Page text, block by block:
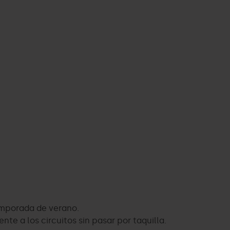
de verano.
a los circuitos sin pasar por taquilla.